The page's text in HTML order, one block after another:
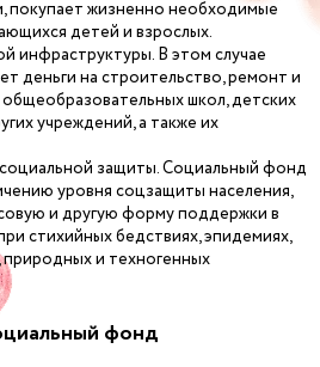
покупает жизненно необходимые
детей и взрослых.
инфраструктуры. В этом случае
деньги на строительство, ремонт и
школ, детских
учреждений, а также их
защиты. Социальный фонд
уровня соцзащиты населения,
и другую форму поддержки в
стихийных бедствиях, эпидемиях,
и техногенных
фонд